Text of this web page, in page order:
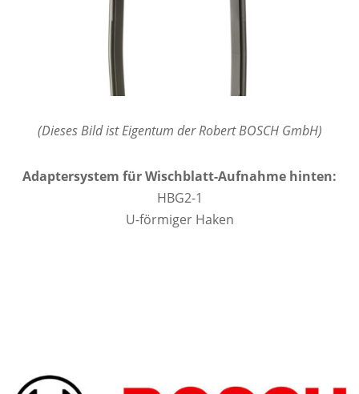
(Dieses Bild ist Eigentum der Robert BOSCH GmbH)
Adaptersystem für Wischblatt-Aufnahme hinten:
HBG2-1
U-förmiger Haken